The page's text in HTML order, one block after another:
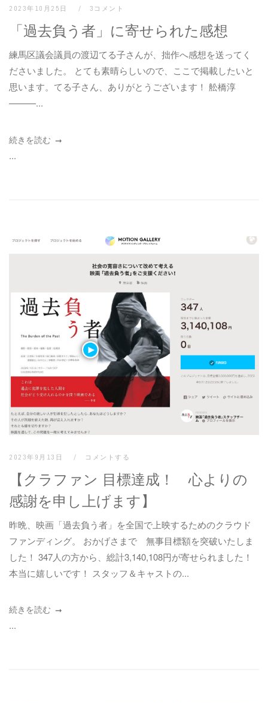
2023年10月25日 3コメント
「過去負う者」に寄せられた感想
練馬区議会議員の渡辺てる子さんが、拙作へ感想を送ってく
ださいました。 とても素晴らしいので、ここで掲載したいと
思います。てる子さん、ありがとうございます！ 舩橋淳
———...
続きを読む
...
2023年9月13日 コメントする
【クラファン 目標達成！ 心よりの
感謝を申し上げます】
昨晩、映画「過去負う者」を全国で上映するためのクラウド
ファンディング。 おかげさまで 無事目標額を突破いたしま
した！ 347人の方から、総計3,140,108円が寄せられました！
本当に嬉しいです！ スタッフ＆キャストの...
続きを読む
...